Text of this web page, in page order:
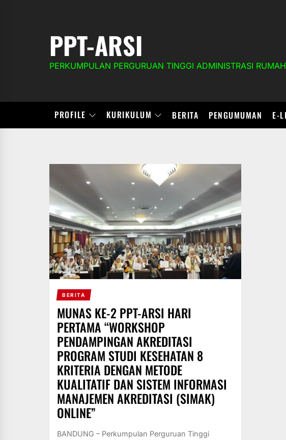
PPT-ARSI
PERKUMPULAN PERGURUAN TINGGI ADMINISTRASI
PROFILE KURIKULUM BERITA PENGUMUMAN E-
BERITA
MUNAS KE-2 PPT-ARSI HARI
PERTAMA “WORKSHOP
PENDAMPINGAN AKREDITASI
PROGRAM STUDI KESEHATAN 8
KRITERIA DENGAN METODE
KUALITATIF DAN SISTEM INFORMASI
MANAJEMEN AKREDITASI (SIMAK)
ONLINE”
BANDUNG – Perkumpulan Perguruan Tinggi